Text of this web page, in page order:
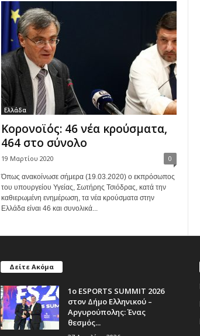
Ελλάδα
Κορονοϊός: 46 νέα κρούσματα,
464 στο σύνολο
19 Μαρτίου 2020 0
Όπως ανακοίνωσε σήμερα (19.03.2020) ο εκπρόσωπος
του υπουργείου Υγείας, Σωτήρης Τσιόδρας, κατά την
καθιερωμένη ενημέρωση, τα νέα κρούσματα στην
Ελλάδα είναι 46 και συνολικά...
Δείτε Ακόμα
1ο ESPORTS SUMMIT 2026
στον Δήμο Ελληνικού –
Αργυρούπολης: Ένας
θεσμός...